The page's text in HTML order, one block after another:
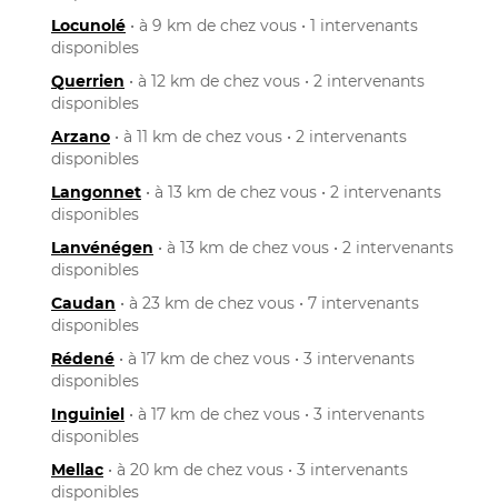
Locunolé • à 9 km de chez vous • 1 intervenants
disponibles
Querrien • à 12 km de chez vous • 2 intervenants
disponibles
Arzano • à 11 km de chez vous • 2 intervenants
disponibles
Langonnet • à 13 km de chez vous • 2 intervenants
disponibles
Lanvénégen • à 13 km de chez vous • 2 intervenants
disponibles
Caudan • à 23 km de chez vous • 7 intervenants
disponibles
Rédené • à 17 km de chez vous • 3 intervenants
disponibles
Inguiniel • à 17 km de chez vous • 3 intervenants
disponibles
Mellac • à 20 km de chez vous • 3 intervenants
disponibles